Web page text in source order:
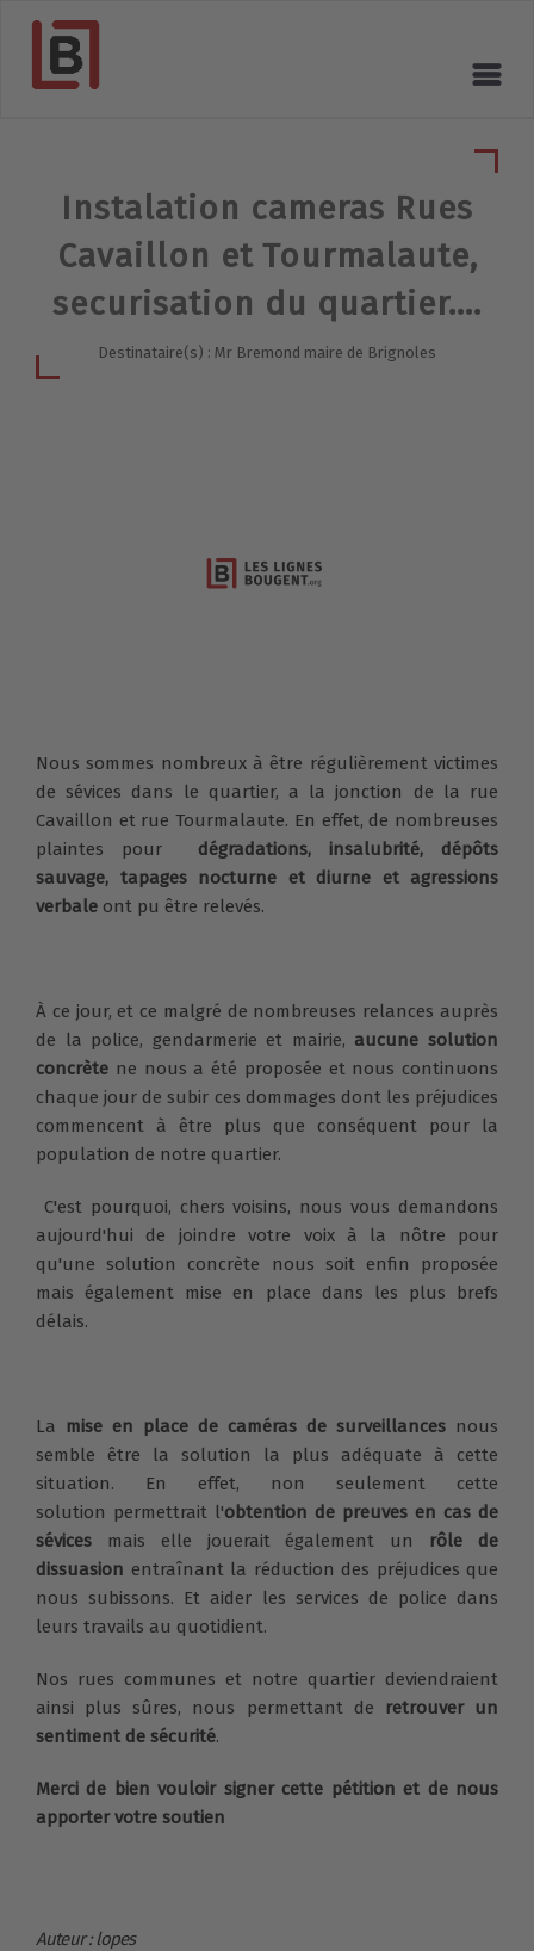
Instalation cameras Rues
Cavaillon et Tourmalaute,
securisation du quartier....
Destinataire(s) : Mr Bremond maire de Brignoles
Nous sommes nombreux à être régulièrement victimes
de sévices dans le quartier, a la jonction de la rue
Cavaillon et rue Tourmalaute. En effet, de nombreuses
plaintes pour
dégradations, insalubrité, dépôts
sauvage, tapages nocturne et diurne et agressions
verbale ont pu être relevés.
À ce jour, et ce malgré de nombreuses relances auprès
de la police, gendarmerie et mairie, aucune solution
concrète ne nous a été proposée et nous continuons
chaque jour de subir ces dommages dont les préjudices
commencent à être plus que conséquent pour la
population de notre quartier.
C'est pourquoi, chers voisins, nous vous demandons
aujourd'hui de joindre votre voix à la nôtre pour
qu'une solution concrète nous soit enfin proposée
mais également mise en place dans les plus brefs
délais.
La mise en place de caméras de surveillances nous
semble être la solution la plus adéquate à cette
situation. En effet, non seulement cette
solution permettrait l'obtention de preuves en cas de
sévices mais elle jouerait également un rôle de
dissuasion entraînant la réduction des préjudices que
nous subissons. Et aider les services de police dans
leurs travails au quotidient.
Nos rues communes et notre quartier deviendraient
ainsi plus sûres, nous permettant de retrouver un
sentiment de sécurité.
Merci de bien vouloir signer cette pétition et de nous
apporter votre soutien
Auteur : lopes